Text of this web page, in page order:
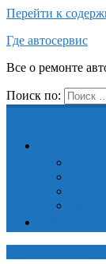
Перейти к
Где автосервис
Все о ремонте
Поиск по: